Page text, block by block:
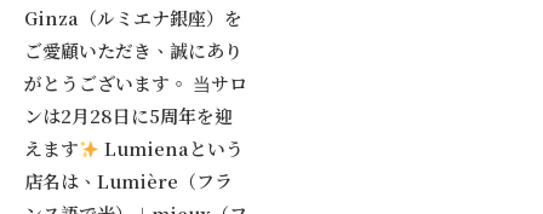
Ginza（ルミエナ銀座）を
ご愛顧いただき、誠にあり
がとうございます。 当サロ
ンは2月28日に5周年を迎
えます
Lumienaという
店名は、Lumière（フラ